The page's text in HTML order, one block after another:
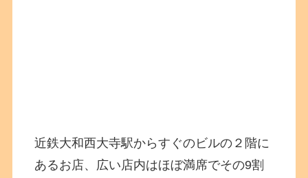
近鉄大和西大寺駅からすぐのビルの２階に
あるお店、広い店内はほぼ満席でその9割